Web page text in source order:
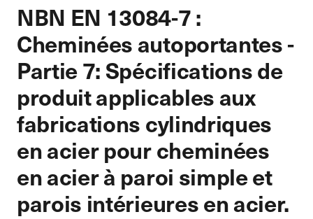
NBN EN 13084-7 :
Cheminées autoportantes -
Partie 7: Spécifications de
produit applicables aux
fabrications cylindriques
en acier pour cheminées
en acier à paroi simple et
parois intérieures en acier.